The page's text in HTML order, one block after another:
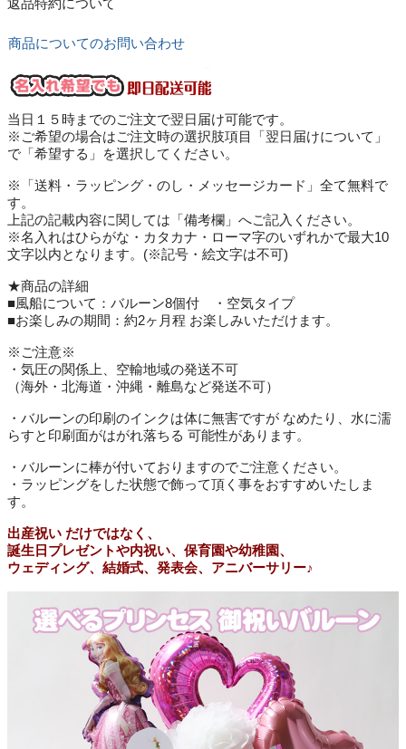
返品特約について
商品についてのお問い合わせ
当日１５時までのご注文で翌日届け可能です。
※ご希望の場合はご注文時の選択肢項目「翌日届けについて」
で「希望する」を選択してください。
※「送料・ラッピング・のし・メッセージカード」全て無料で
す。
上記の記載内容に関しては「備考欄」へご記入ください。
※名入れはひらがな・カタカナ・ローマ字のいずれかで最大10
文字以内となります。(※記号・絵文字は不可)
★商品の詳細
■風船について：バルーン8個付 ・空気タイプ
■お楽しみの期間：約2ヶ月程 お楽しみいただけます。
※ご注意※
・気圧の関係上、空輸地域の発送不可
（海外・北海道・沖縄・離島など発送不可）
・バルーンの印刷のインクは体に無害ですが なめたり、水に濡
らすと印刷面がはがれ落ちる 可能性があります。
・バルーンに棒が付いておりますのでご注意ください。
・ラッピングをした状態で飾って頂く事をおすすめいたしま
す。
出産祝い だけではなく、
誕生日プレゼントや内祝い、保育園や幼稚園、
ウェディング、結婚式、発表会、アニバーサリー♪